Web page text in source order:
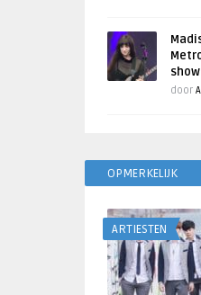
door
OPMERKELIJK
ARTIESTEN